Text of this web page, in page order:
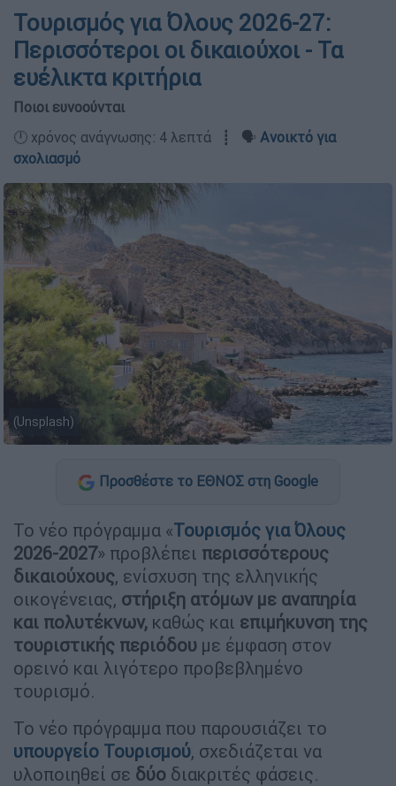
Τουρισμός για Όλους 2026-27:
Περισσότεροι οι δικαιούχοι - Τα
ευέλικτα κριτήρια
Ποιοι ευνοούνται
🕛 χρόνος ανάγνωσης: 4 λεπτά ┋ 🗣️ Ανοικτό για
σχολιασμό
(Unsplash)
Προσθέστε το ΕΘΝΟΣ στη Google
Το νέο πρόγραμμα «Τουρισμός για Όλους
2026-2027» προβλέπει περισσότερους
δικαιούχους, ενίσχυση της ελληνικής
οικογένειας, στήριξη ατόμων με αναπηρία
και πολυτέκνων, καθώς και επιμήκυνση της
τουριστικής περιόδου με έμφαση στον
ορεινό και λιγότερο προβεβλημένο
τουρισμό.
Το νέο πρόγραμμα που παρουσιάζει το
υπουργείο Τουρισμού, σχεδιάζεται να
υλοποιηθεί σε δύο διακριτές φάσεις.